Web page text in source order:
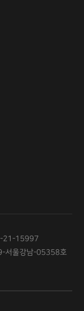
21-15997
서울강남-05358호